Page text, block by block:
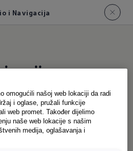
i Navigacija
efikasnu podršku - i
da se radi o vašim
omogućili našoj web lokaciji da radi
i oglase, pružali funkcije
web promet. Također dijelimo
naše web lokacije s našim
medija, oglašavanja i